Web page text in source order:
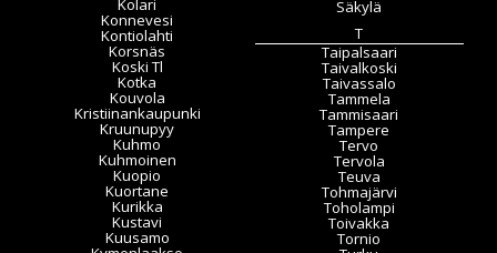
Konnevesi
Kontiolahti
Korsnäs
Koski Tl
Kotka
Kouvola
Kristiinankaupunki
Kruunupyy
Kuhmo
Kuhmoinen
Kuopio
Kuortane
Kurikka
Kustavi
Kuusamo
Säkylä
T
Taipalsaari
Taivalkoski
Taivassalo
Tammela
Tammisaari
Tampere
Tervo
Tervola
Teuva
Tohmajärvi
Toholampi
Toivakka
Tornio